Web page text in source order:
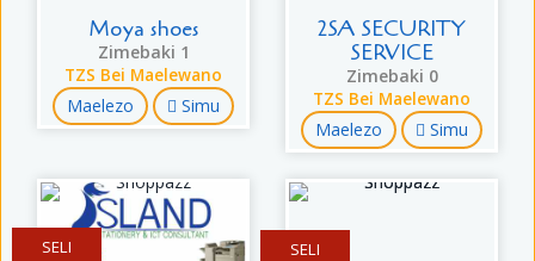
Moya shoes
Zimebaki 1
TZS Bei Maelewano
Maelezo Simu
2SA SECURITY
SERVICE
Zimebaki 0
TZS Bei Maelewano
Maelezo Simu
SELI SELI